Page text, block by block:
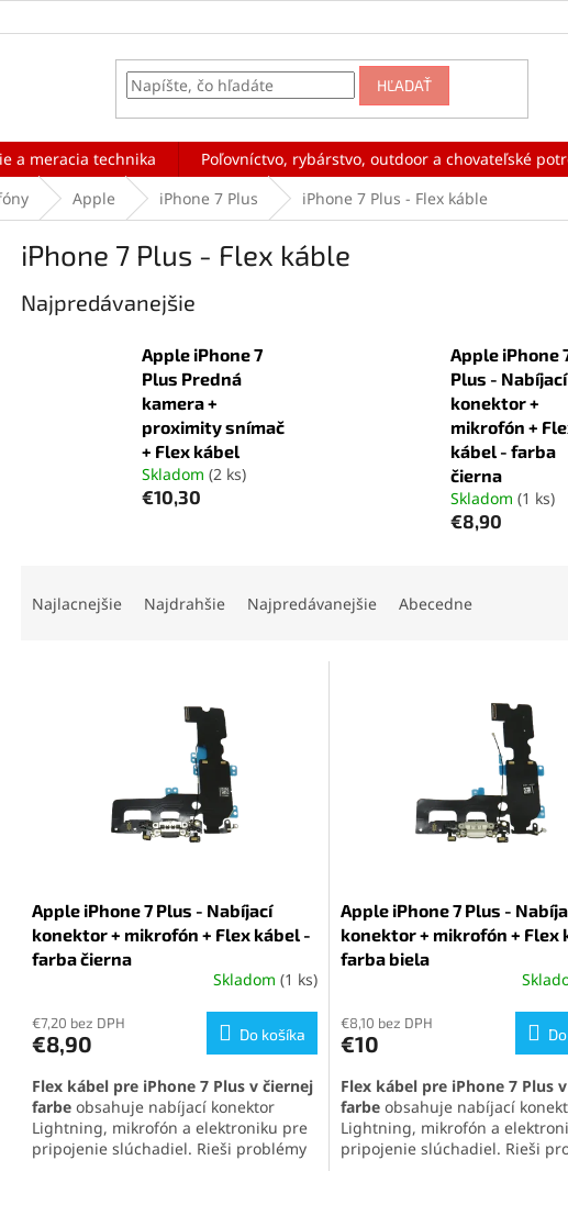
HĽADAŤ
a meracia technika Poľovníctvo, rybárstvo, outdoor a chovateľské
Apple iPhone 7 Plus iPhone 7 Plus - Flex káble
iPhone 7 Plus - Flex káble
Najpredávanejšie
Apple iPhone 7
Plus Predná
kamera +
proximity snímač
+ Flex kábel
Skladom (2 ks)
€10,30
Apple iPhone
Plus - Nabíjací
konektor +
mikrofón +
kábel - farba
čierna
Skladom (1 ks)
€8,90
Najlacnejšie Najdrahšie Najpredávanejšie Abecedne
Apple iPhone 7 Plus - Nabíjací
konektor + mikrofón + Flex kábel -
farba čierna
produktu
je
z
5
hviezdičiek.
Skladom (1 ks)
€7,20 bez DPH
€8,90 Do košíka
Flex kábel pre iPhone 7 Plus v čiernej
farbe obsahuje nabíjací konektor
Lightning, mikrofón a elektroniku pre
pripojenie slúchadiel. Rieši problémy
Apple iPhone 7 Plus -
konektor + mikrofón + Flex
farba biela
€8,10 bez DPH
€10
Flex kábel pre iPhone 7 Plus
farbeobsahuje nabíjací
Lightning, mikrofón a
pripojenie slúchadiel. Rieši